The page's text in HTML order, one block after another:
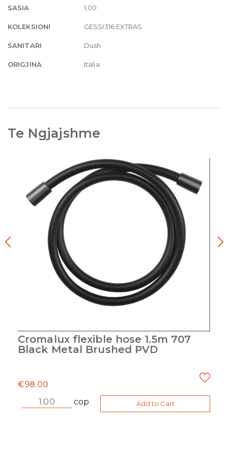
quantity
SASIA 1,00
KOLEKSIONI GESSI316 EXTRAS
SANITARI Dush
ORIGJINA Italia
Te Ngjajshme
Cromalux flexible hose 1.5m 707
Black Metal Brushed PVD
€98.00
cop
Add to Cart